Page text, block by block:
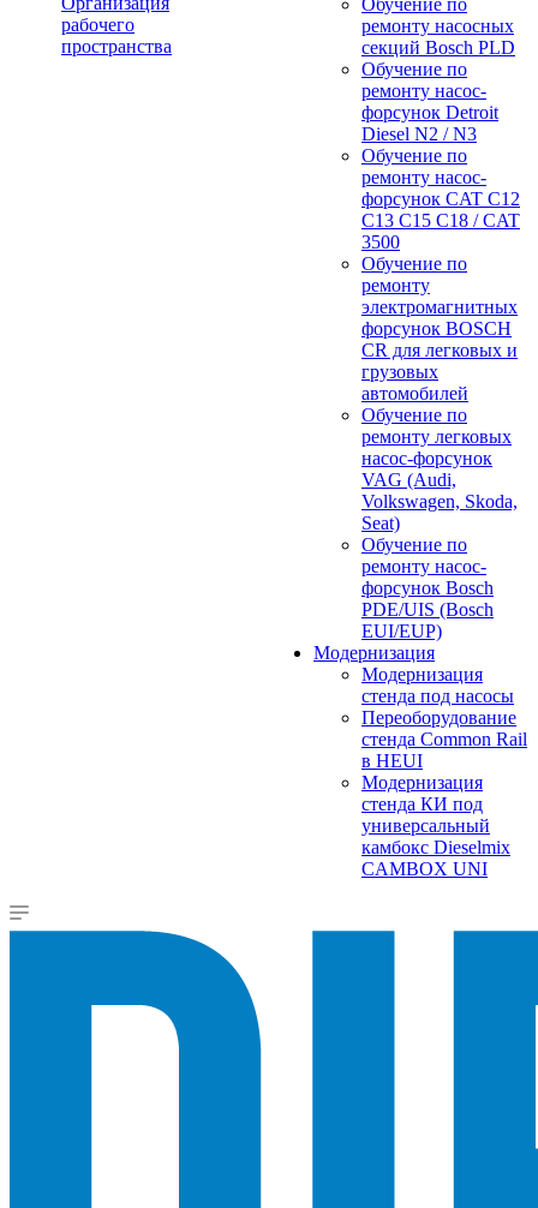
рабочего
пространства
Обучение по
ремонту насосных
секций Bosch PLD
Обучение по
ремонту насос-
форсунок Detroit
Diesel N2 / N3
Обучение по
ремонту насос-
форсунок CAT C12
C13 C15 C18 / CAT
3500
Обучение по
ремонту
электромагнитных
форсунок BOSCH
CR для легковых и
грузовых
автомобилей
Обучение по
ремонту легковых
насос-форсунок
VAG (Audi,
Volkswagen, Skoda,
Seat)
Обучение по
ремонту насос-
форсунок Bosch
PDE/UIS (Bosch
EUI/EUP)
Модернизация
Модернизация
стенда под насосы
Переоборудование
стенда Common Rail
в HEUI
Модернизация
стенда КИ под
универсальный
камбокс Dieselmix
CAMBOX UNI